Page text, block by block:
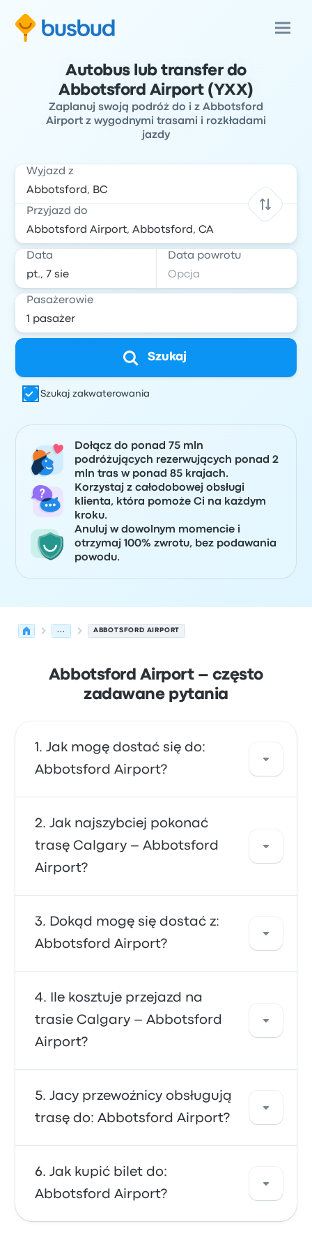
Autobus lub transfer do
Abbotsford Airport (YXX)
Zaplanuj swoją podróż do i z Abbotsford
Airport z wygodnymi trasami i rozkładami
jazdy
Wyjazd z
Przyjazd do
Data Data powrotu
Pasażerowie
Szukaj
Szukaj zakwaterowania
Dołącz do ponad 75 mln
podróżujących rezerwujących ponad 2
mln tras w ponad 85 krajach.
Korzystaj z całodobowej obsługi
klienta, która pomoże Ci na każdym
kroku.
Anuluj w dowolnym momencie i
otrzymaj 100% zwrotu, bez podawania
powodu.
... ABBOTSFORD AIRPORT
Abbotsford Airport – często
zadawane pytania
Jak mogę dostać się do:
Abbotsford Airport?
Skorzystaj z linii autobus, która oferuje
bezpośredni dojazd na lotnisko.
Alternatywnie możesz wziąć taksówkę lub
skorzystać z usługi współdzielonego
Jak najszybciej pokonać
trasę Calgary – Abbotsford
Airport?
Trasę do/z Abbotsford Airport najszybciej
pokonasz linią autobus, która oferuje
wygodny transport do terminali lotniska. Linie
autobusy są często niedrogie, niezawodne i
chętnie wybierane przez wielu podróżnych.
Dokąd mogę się dostać z:
Abbotsford Airport?
Z: Abbotsford Airport możesz dostać się do
różnych miejsc docelowych. Popularne opcje
to Pacific Central Station, Pacific Central
Station i Pacific Central Station. Skorzystaj z
Ile kosztuje przejazd na
trasie Calgary – Abbotsford
Airport?
Zazwyczaj bilet na trasę Calgary –
Abbotsford Airport kosztuje około 433 zł.
Podróż jest obsługiwana przez przewoźników
Ebus oraz Rider Express i trwa około 13g 57m.
środka transportu, pory dnia i pory roku.
Jacy przewoźnicy obsługują
trasę do: Abbotsford Airport?
Z przewoźnikami Ebus, Rider Express lub Red
Arrow dostaniesz się do Abbotsford Airport.
Przewoźnicy oferują 183 kursów/kursy
dziennie, przy czym najwcześniejszy autobus
Jak kupić bilet do:
Abbotsford Airport?